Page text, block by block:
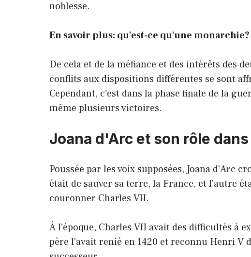
noblesse.
En savoir plus: qu'est-ce qu'une monarchie?
De cela et de la méfiance et des intérêts des
conflits aux dispositions différentes se sont
Cependant, c'est dans la phase finale de la
même plusieurs victoires.
Joana d'Arc et son rôle
Poussée par les voix supposées, Joana d'Arc
était de sauver sa terre, la France, et l'autre
couronner Charles VII.
À l'époque, Charles VII avait des difficultés à
père l'avait renié en 1420 et reconnu Henri V